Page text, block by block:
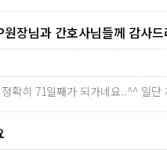
장님과 간호사님들께 감사
확히 71일째가 되가네요..^^ 일